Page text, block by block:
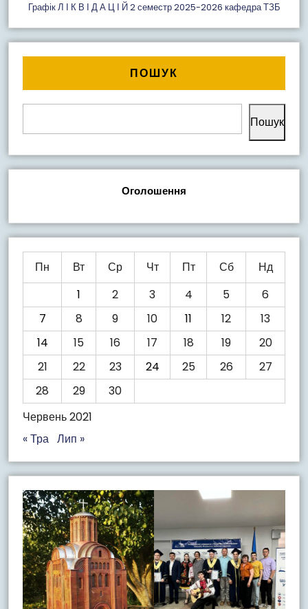
Графік Л І К В І Д А Ц І Й 2 семестр 2025-2026 кафедра ТЗБ
ПОШУК
Пошук
Оголошення
Червень 2021
Пн Вт Ср Чт Пт Сб
Нд
1
2 3 4 5
6
7
8 9 10 11 12
13
14
15 16 17 18 19
20
21
22 23 24 25 26
27
28
29 30
« Тра Лип »